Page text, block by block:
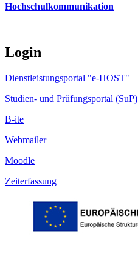
Hochschulkommunikation
Login
Dienstleistungsportal "e-HOST"
Studien- und Prüfungsportal (SuP)
B-ite
Webmailer
Moodle
Zeiterfassung